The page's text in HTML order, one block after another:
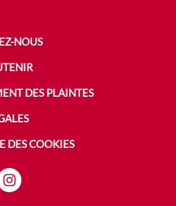
NOUS
DES PLAINTES
DES COOKIES